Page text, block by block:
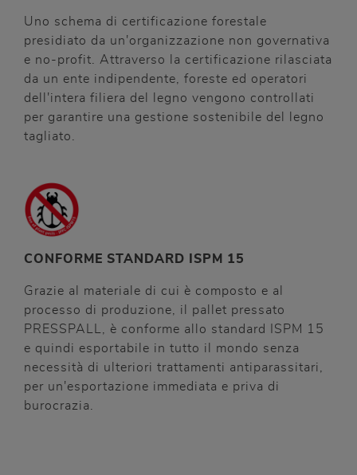
Uno schema di certificazione forestale
presidiato da un'organizzazione non governativa
e no-profit. Attraverso la certificazione rilasciata
da un ente indipendente, foreste ed operatori
dell'intera filiera del legno vengono controllati
per garantire una gestione sostenibile del legno
tagliato.
CONFORME STANDARD ISPM 15
Grazie al materiale di cui è composto e al
processo di produzione, il pallet pressato
PRESSPALL, è conforme allo standard ISPM 15
e quindi esportabile in tutto il mondo senza
necessità di ulteriori trattamenti antiparassitari,
per un'esportazione immediata e priva di
burocrazia.